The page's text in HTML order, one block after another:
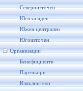
Североизточен
Югозападен
Южен централен
Югоизточен
Организации
Бенефициенти
Партньори
Изпълнители